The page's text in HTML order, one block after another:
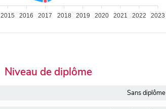
2015 2016 2017 2018 2019 2020 2021 2022 2023
Niveau de diplôme
Sans diplôme